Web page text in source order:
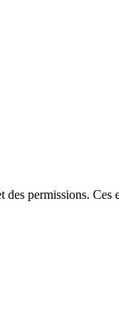
permissions.